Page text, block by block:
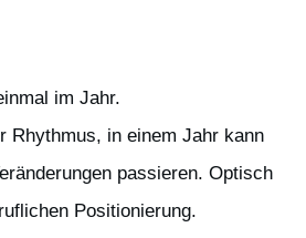
im Jahr.
Rhythmus, in einem Jahr kann
passieren. Optisch
Positionierung.